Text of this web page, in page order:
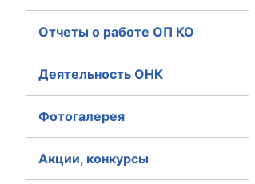
Отчеты о работе ОП КО
Деятельность ОНК
Фотогалерея
Акции, конкурсы